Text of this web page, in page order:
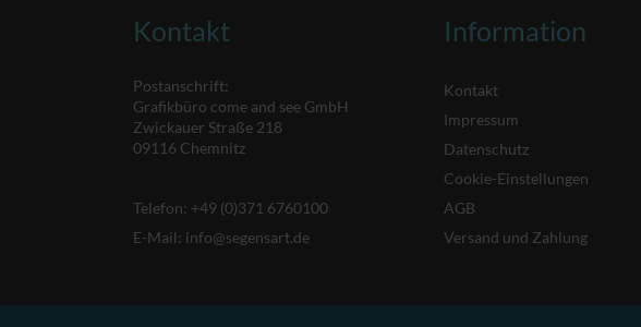
Kontakt
Postanschrift:
Grafikbüro come and see GmbH
Zwickauer Straße 218
09116 Chemnitz
Telefon: +49 (0)371 6760100
E-Mail: info@segensart.de
Information
Kontakt
Impressum
Datenschutz
Cookie-Einstellungen
AGB
Versand und Zahlung